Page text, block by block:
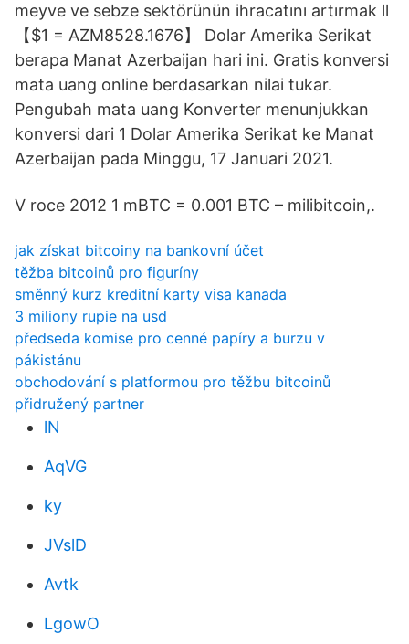
meyve ve sebze sektörünün ihracatını artırmak ll
【$1 = AZM8528.1676】 Dolar Amerika Serikat
berapa Manat Azerbaijan hari ini. Gratis konversi
mata uang online berdasarkan nilai tukar.
Pengubah mata uang Konverter menunjukkan
konversi dari 1 Dolar Amerika Serikat ke Manat
Azerbaijan pada Minggu, 17 Januari 2021.
V roce 2012 1 mBTC = 0.001 BTC – milibitcoin,.
jak získat bitcoiny na bankovní účet
těžba bitcoinů pro figuríny
směnný kurz kreditní karty visa kanada
3 miliony rupie na usd
předseda komise pro cenné papíry a burzu v
pákistánu
obchodování s platformou pro těžbu bitcoinů
přidružený partner
lN
AqVG
ky
JVslD
Avtk
LgowO